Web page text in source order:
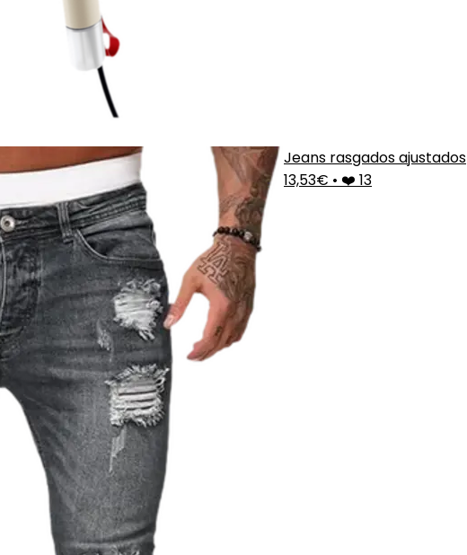
Jeans rasgados ajustados
13,53€ • ❤️ 13